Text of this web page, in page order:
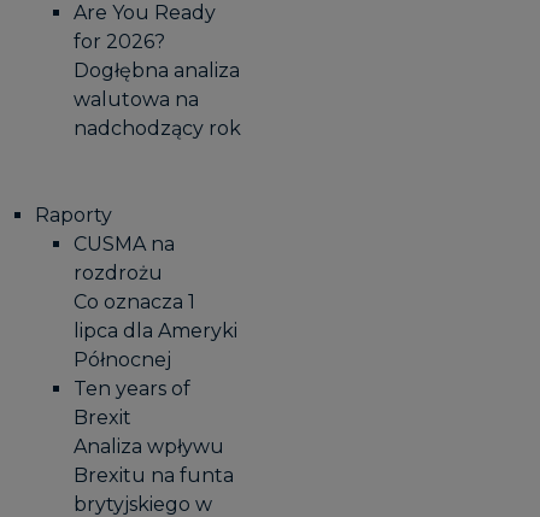
Are You Ready
for 2026?
Dogłębna analiza
walutowa na
nadchodzący rok
Raporty
CUSMA na
rozdrożu
Co oznacza 1
lipca dla Ameryki
Północnej
Ten years of
Brexit
Analiza wpływu
Brexitu na funta
brytyjskiego w